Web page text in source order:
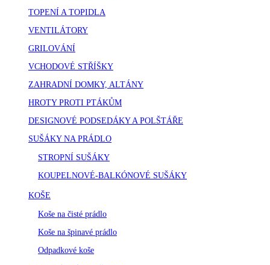
TOPENÍ A TOPIDLA
VENTILÁTORY
GRILOVÁNÍ
VCHODOVÉ STŘÍŠKY
ZAHRADNÍ DOMKY, ALTÁNY
HROTY PROTI PTÁKŮM
DESIGNOVÉ PODSEDÁKY A POLŠTÁŘE
SUŠÁKY NA PRÁDLO
STROPNÍ SUŠÁKY
KOUPELNOVÉ-BALKÓNOVÉ SUŠÁKY
KOŠE
Koše na čisté prádlo
Koše na špinavé prádlo
Odpadkové koše